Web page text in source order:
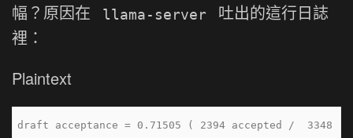
幅？原因在
llama-server
吐出的這行日誌
裡：
Plaintext
draft acceptance = 0.71505 ( 2394 accepted /  3348